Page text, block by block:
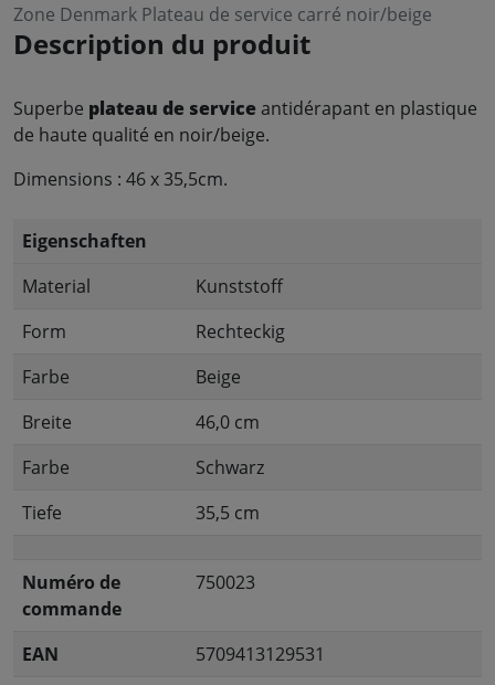
Zone Denmark Plateau de service carré noir/beige
Description du produit
Superbe plateau de service antidérapant en plastique
de haute qualité en noir/beige.
Dimensions : 46 x 35,5cm.
Eigenschaften
Material
Kunststoff
Form
Rechteckig
Farbe
Beige
Breite
46,0 cm
Farbe
Schwarz
Tiefe
35,5 cm
Numéro de
commande
750023
EAN
5709413129531